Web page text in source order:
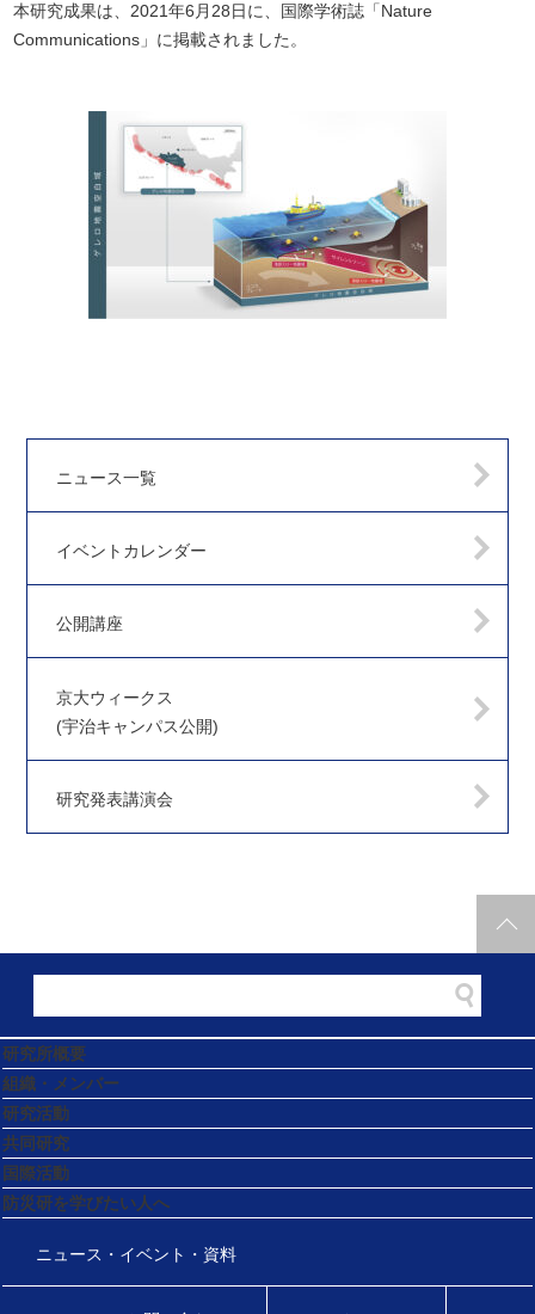
本研究成果は、2021年6月28日に、国際学術誌「Nature
Communications」に掲載されました。
ニュース一覧
イベントカレンダー
公開講座
京大ウィークス
(宇治キャンパス公開)
研究発表講演会
研究所概要
組織・メンバー
研究活動
共同研究
国際活動
防災研を学びたい人へ
ニュース・イベント・資料